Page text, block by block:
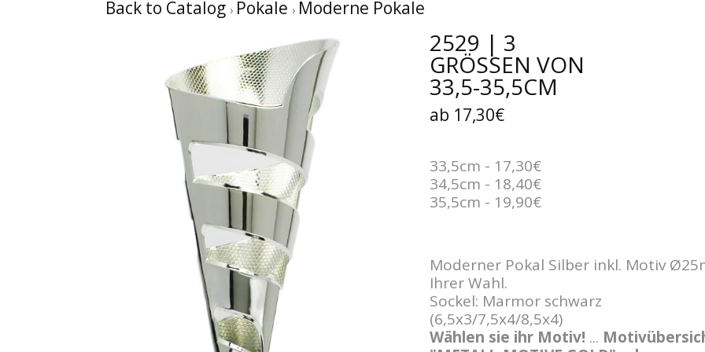
Back to Catalog Pokale Moderne Pokale
2529 | 3
GRÖSSEN VON 3
3,5-35,5CM
ab 17,30€
33,5cm - 17,30€
34,5cm - 18,40€
35,5cm - 19,90€
Moderner Pokal Silber inkl. Motiv
Ihrer Wahl.
Sockel: Marmor schwarz
(6,5x3/7,5x4/8,5x4)
Wählen sie ihr Motiv! ...